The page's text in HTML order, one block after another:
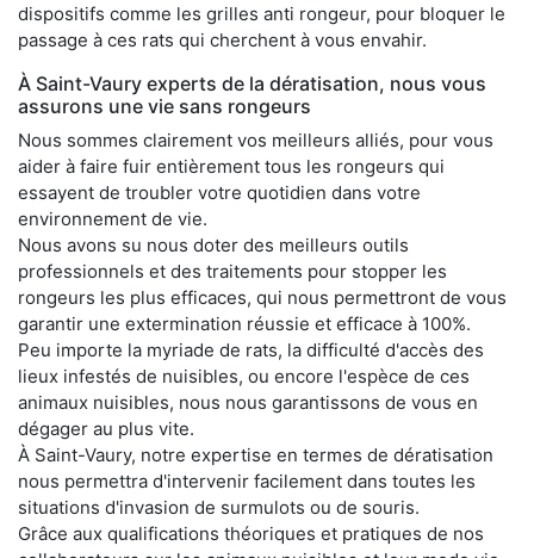
dispositifs comme les grilles anti rongeur, pour bloquer le
passage à ces rats qui cherchent à vous envahir.
À Saint-Vaury experts de la dératisation, nous vous
assurons une vie sans rongeurs
Nous sommes clairement vos meilleurs alliés, pour vous
aider à faire fuir entièrement tous les rongeurs qui
essayent de troubler votre quotidien dans votre
environnement de vie.
Nous avons su nous doter des meilleurs outils
professionnels et des traitements pour stopper les
rongeurs les plus efficaces, qui nous permettront de vous
garantir une extermination réussie et efficace à 100%.
Peu importe la myriade de rats, la difficulté d'accès des
lieux infestés de nuisibles, ou encore l'espèce de ces
animaux nuisibles, nous nous garantissons de vous en
dégager au plus vite.
À Saint-Vaury, notre expertise en termes de dératisation
nous permettra d'intervenir facilement dans toutes les
situations d'invasion de surmulots ou de souris.
Grâce aux qualifications théoriques et pratiques de nos